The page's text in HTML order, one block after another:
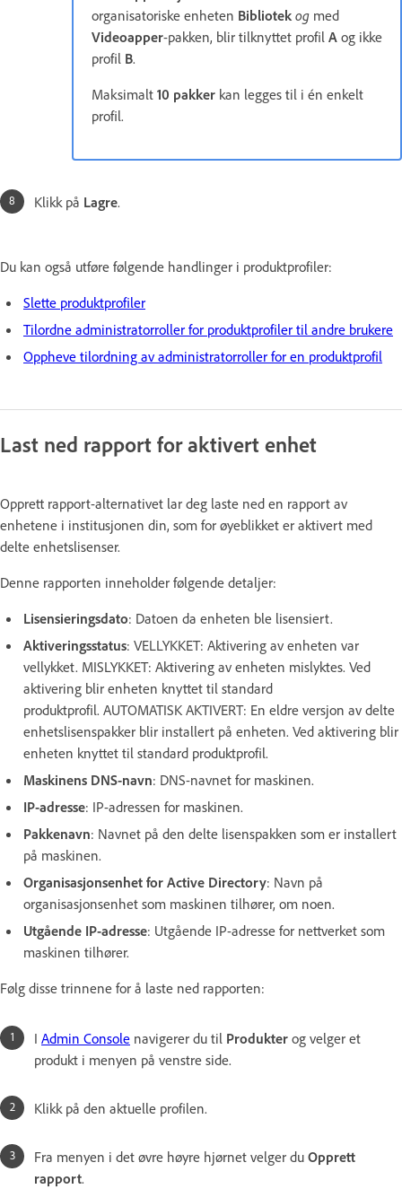
organisatoriske enheten Bibliotek og med
Videoapper-pakken, blir tilknyttet profil A og ikke
profil B.
Maksimalt 10 pakker kan legges til i én enkelt
profil.
Klikk på Lagre.
Du kan også utføre følgende handlinger i produktprofiler:
Slette produktprofiler
Tilordne administratorroller for produktprofiler til andre brukere
Oppheve tilordning av administratorroller for en produktprofil
Last ned rapport for aktivert enhet
Opprett rapport-alternativet lar deg laste ned en rapport av
enhetene i institusjonen din, som for øyeblikket er aktivert med
delte enhetslisenser.
Denne rapporten inneholder følgende detaljer:
Lisensieringsdato: Datoen da enheten ble lisensiert.
Aktiveringsstatus: VELLYKKET: Aktivering av enheten var
vellykket. MISLYKKET: Aktivering av enheten mislyktes. Ved
aktivering blir enheten knyttet til standard
produktprofil. AUTOMATISK AKTIVERT: En eldre versjon av delte
enhetslisenspakker blir installert på enheten. Ved aktivering blir
enheten knyttet til standard produktprofil.
Maskinens DNS-navn: DNS-navnet for maskinen.
IP-adresse: IP-adressen for maskinen.
Pakkenavn: Navnet på den delte lisenspakken som er installert
på maskinen.
Organisasjonsenhet for Active Directory: Navn på
organisasjonsenhet som maskinen tilhører, om noen.
Utgående IP-adresse: Utgående IP-adresse for nettverket som
maskinen tilhører.
Følg disse trinnene for å laste ned rapporten:
I Admin Console navigerer du til Produkter og velger et
produkt i menyen på venstre side.
Klikk på den aktuelle profilen.
Fra menyen i det øvre høyre hjørnet velger du Opprett
rapport.